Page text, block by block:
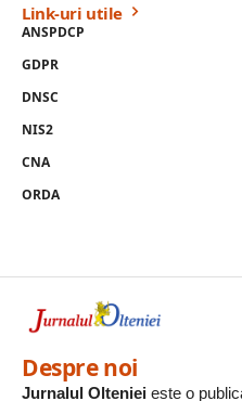
Link-uri utile
ANSPDCP
GDPR
DNSC
NIS2
CNA
ORDA
Despre noi
Jurnalul Olteniei este o